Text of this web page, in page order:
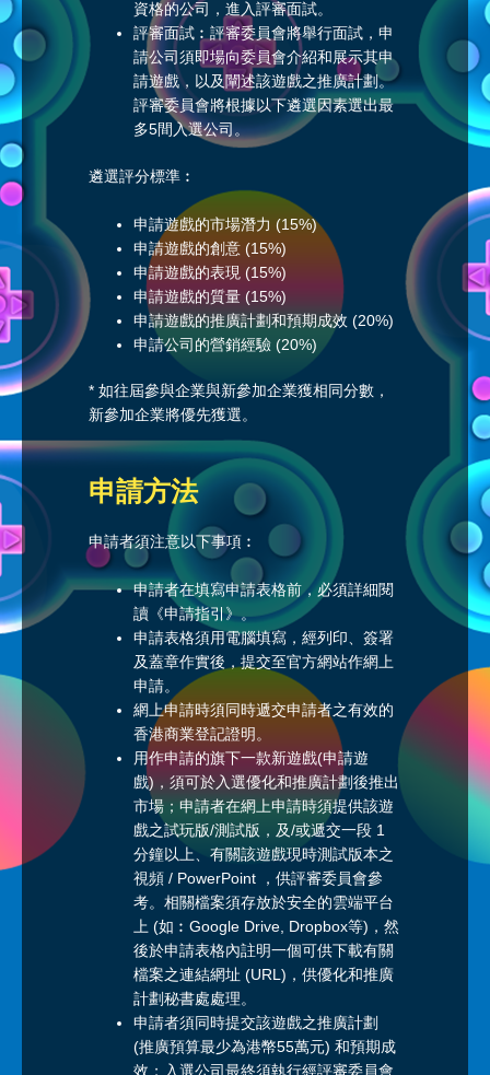
資格的公司，進入評審面試。
評審面試︰評審委員會將舉行面試，申
請公司須即場向委員會介紹和展示其申
請遊戲，以及闡述該遊戲之推廣計劃。
評審委員會將根據以下遴選因素選出最
多5間入選公司。
遴選評分標準︰
申請遊戲的市場潛力 (15%)
申請遊戲的創意 (15%)
申請遊戲的表現 (15%)
申請遊戲的質量 (15%)
申請遊戲的推廣計劃和預期成效 (20%)
申請公司的營銷經驗 (20%)
* 如往屆參與企業與新參加企業獲相同分數，
新參加企業將優先獲選。
申請方法
申請者須注意以下事項︰
申請者在填寫申請表格前，必須詳細閱
讀《申請指引》。
申請表格須用電腦填寫，經列印、簽署
及蓋章作實後，提交至官方網站作網上
申請。
網上申請時須同時遞交申請者之有效的
香港商業登記證明。
用作申請的旗下一款新遊戲(申請遊
戲)，須可於入選優化和推廣計劃後推出
市場；申請者在網上申請時須提供該遊
戲之試玩版/測試版，及/或遞交一段 1
分鐘以上、有關該遊戲現時測試版本之
視頻 / PowerPoint ，供評審委員會參
考。相關檔案須存放於安全的雲端平台
上 (如︰Google Drive, Dropbox等)，然
後於申請表格內註明一個可供下載有關
檔案之連結網址 (URL)，供優化和推廣
計劃秘書處處理。
申請者須同時提交該遊戲之推廣計劃
(推廣預算最少為港幣55萬元) 和預期成
效；入選公司最終須執行經評審委員會